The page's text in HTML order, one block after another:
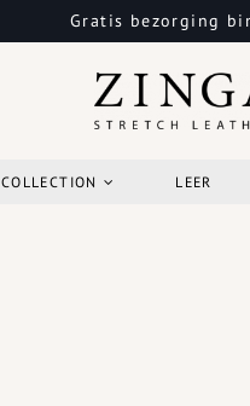
Gratis bezorging
COLLECTION LEER